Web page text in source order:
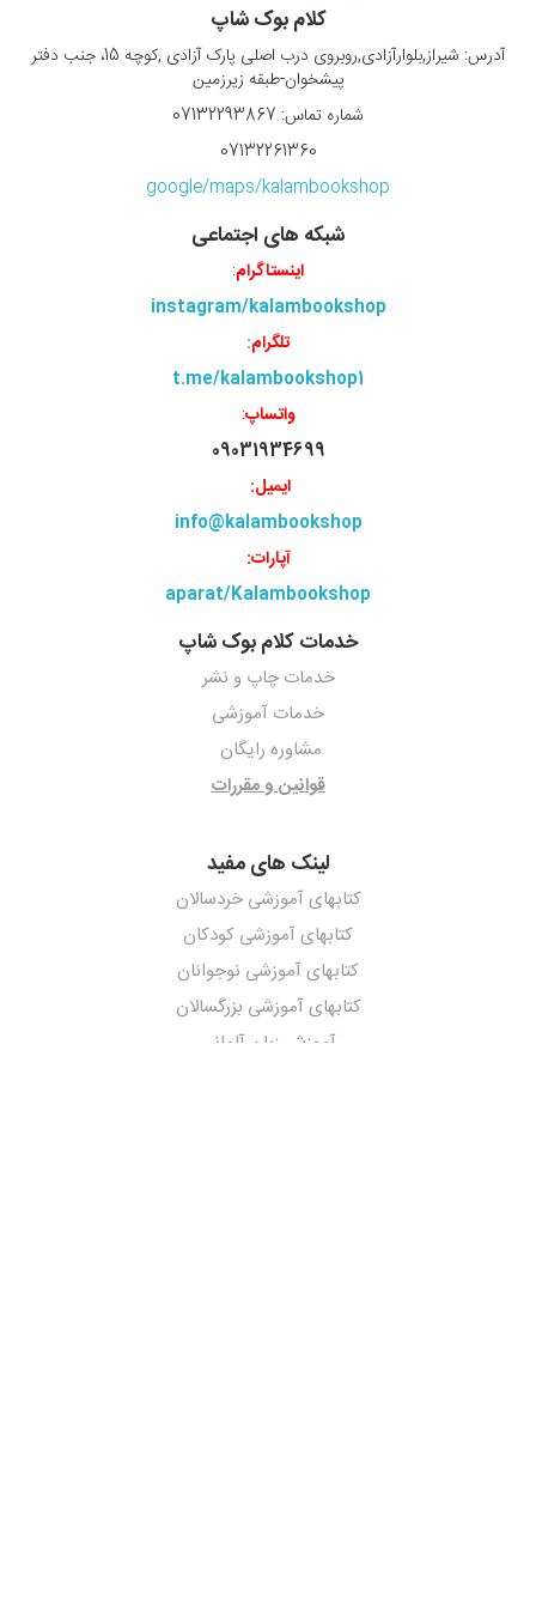
کلام بوک شاپ
آدرس: شیراز,بلوارآزادی,روبروی درب اصلی پارک آزادی ,کوچه 15، جنب دفتر
پیشخوان-طبقه زیرزمین
شماره تماس: 07132293867
07132261360
google/maps/kalambookshop
شبکه های اجتماعی
اینستاگرام:
instagram/kalambookshop
تلگرام:
t.me/kalambookshop1
واتساپ:
09031934699
ایمیل:
info@kalambookshop
آپارات:
aparat/Kalambookshop
خدمات کلام بوک شاپ
خدمات چاپ و نشر
خدمات آموزشی
مشاوره رایگان
قوانین و مقررات
لینک های مفید
کتابهای آموزشی خردسالان
کتابهای آموزشی کودکان
کتابهای آموزشی نوجوانان
کتابهای آموزشی بزرگسالان
آموزش زبان آلمانی